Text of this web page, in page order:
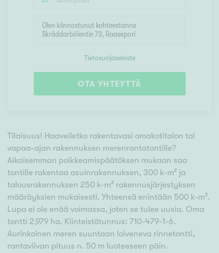
Tietosuojaseloste
OTA YHTEYTTÄ
Tilaisuus! Haaveiletko rakentavasi omakotitalon tai
vapaa-ajan rakennuksen merenrantatontille?
Aikaisemman poikkeamispäätöksen mukaan saa
tontille rakentaa asuinrakennuksen, 300 k-m² ja
talousrakennuksen 250 k-m² rakennusjärjestyksen
määräyksien mukaisesti. Yhteensä enintään 500 k-m².
Lupa ei ole enää voimassa, joten se tulee uusia. Oma
tontti 2,979 ha. Kiinteistötunnus: 710-479-1-6.
Aurinkoinen meren suuntaan loiveneva rinnetontti,
rantaviivan pituus n. 50 m luoteeseen päin.